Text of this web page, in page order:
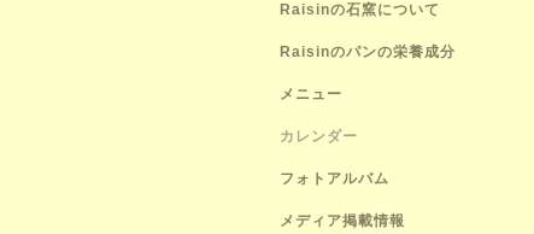
Raisinの石窯について
Raisinのパンの栄養成分
メニュー
カレンダー
フォトアルバム
メディア掲載情報